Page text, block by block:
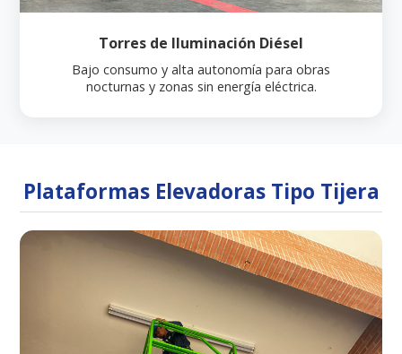
Torres de Iluminación Diésel
Bajo consumo y alta autonomía para obras
nocturnas y zonas sin energía eléctrica.
Plataformas Elevadoras Tipo Tijera